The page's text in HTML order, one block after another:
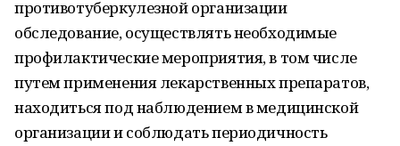
противотуберкулезной организации
обследование, осуществлять необходимые
профилактические мероприятия, в том числе
путем применения лекарственных препаратов,
находиться под наблюдением в медицинской
организации и соблюдать периодичность